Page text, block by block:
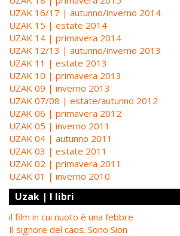
UZAK 16/17 | autunno/inverno 2014
UZAK 15 | estate 2014
UZAK 14 | primavera 2014
UZAK 12/13 | autunno/inverno 2013
UZAK 11 | estate 2013
UZAK 10 | primavera 2013
UZAK 09 | inverno 2013
UZAK 07/08 | estate/autunno 2012
UZAK 06 | primavera 2012
UZAK 05 | inverno 2011
UZAK 04 | autunno 2011
UZAK 03 | estate 2011
UZAK 02 | primavera 2011
UZAK 01 | inverno 2010
Uzak | I libri
il film in cui nuoto è una febbre
Il signore del caos. Sono Sion